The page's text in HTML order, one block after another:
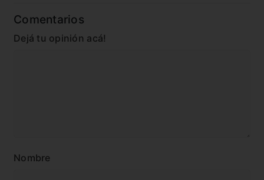
Comentarios
Dejá tu opinión acá!
Nombre